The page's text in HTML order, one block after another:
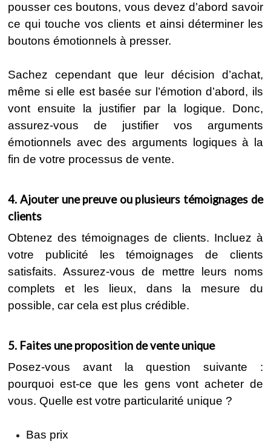
pousser ces boutons, vous devez d’abord savoir
ce qui touche vos clients et ainsi déterminer les
boutons émotionnels à presser.
Sachez cependant que leur décision d’achat,
même si elle est basée sur l’émotion d’abord, ils
vont ensuite la justifier par la logique. Donc,
assurez-vous de justifier vos arguments
émotionnels avec des arguments logiques à la
fin de votre processus de vente.
4. Ajouter une preuve ou plusieurs témoignages de
clients
Obtenez des témoignages de clients. Incluez à
votre publicité les témoignages de clients
satisfaits. Assurez-vous de mettre leurs noms
complets et les lieux, dans la mesure du
possible, car cela est plus crédible.
5. Faites une proposition de vente unique
Posez-vous avant la question suivante :
pourquoi est-ce que les gens vont acheter de
vous. Quelle est votre particularité unique ?
Bas prix